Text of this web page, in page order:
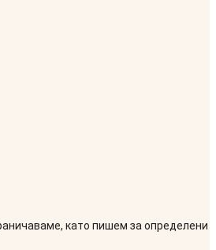
като пишем за определени